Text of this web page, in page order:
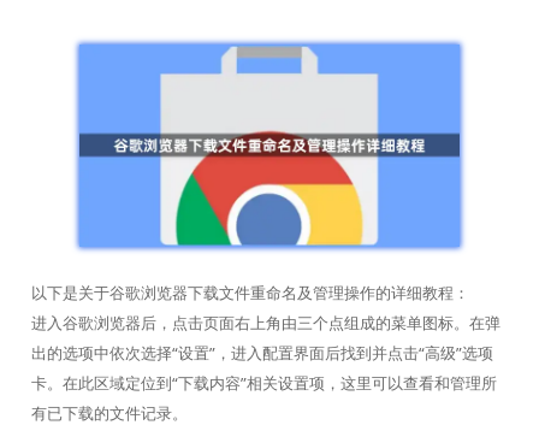
以下是关于谷歌浏览器下载文件重命名及管理操作的详细教程：
进入谷歌浏览器后，点击页面右上角由三个点组成的菜单图标。在弹
出的选项中依次选择“设置”，进入配置界面后找到并点击“高级”选项
卡。在此区域定位到“下载内容”相关设置项，这里可以查看和管理所
有已下载的文件记录。